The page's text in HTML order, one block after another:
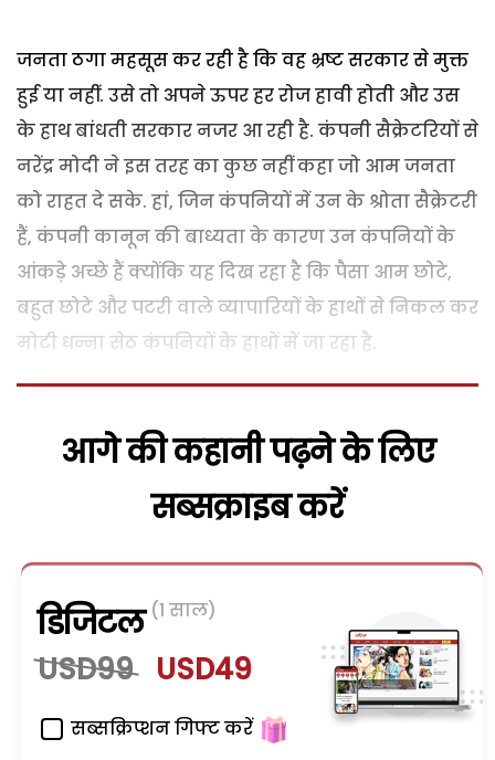
जनता ठगा महसूस कर रही है कि वह भ्रष्ट सरकार से मुक्त
हुई या नहीं. उसे तो अपने ऊपर हर रोज हावी होती और उस
के हाथ बांधती सरकार नजर आ रही है. कंपनी सैक्रेटरियों से
नरेंद्र मोदी ने इस तरह का कुछ नहीं कहा जो आम जनता
को राहत दे सके. हां, जिन कंपनियों में उन के श्रोता सैक्रेटरी
हैं, कंपनी कानून की बाध्यता के कारण उन कंपनियों के
आंकड़े अच्छे हैं क्योंकि यह दिख रहा है कि पैसा आम छोटे,
बहुत छोटे और पटरी वाले व्यापारियों के हाथों से निकल कर
मोटी धन्ना सेठ कंपनियों के हाथों में जा रहा है.
आगे की कहानी पढ़ने के लिए
सब्सक्राइब करें
डिजिटल (1 साल)
USD99 USD49
सब्सक्रिप्शन गिफ्ट करें